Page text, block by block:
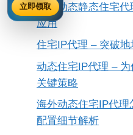
探索动态静态住宅
应用
住宅IP代理 – 突破
动态住宅IP代理 –
关键策略
海外动态住宅IP代
配置细节解析
立即领取